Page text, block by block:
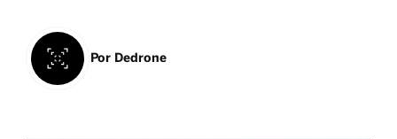
Por Dedrone